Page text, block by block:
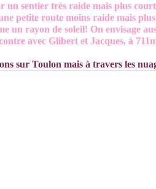
un sentier très raide mais plus
petite route moins raide mais
un rayon de soleil! On envisage
avec Glibert et Jacques, à
sur Toulon mais à travers les